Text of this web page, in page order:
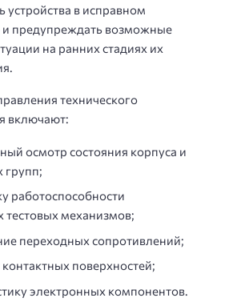
устройства в исправном
и предупреждать возможные
на ранних стадиях их
технического
включают:
осмотр состояния корпуса и
групп;
работоспособности
тестовых механизмов;
переходных сопротивлений;
поверхностей;
электронных компонентов.